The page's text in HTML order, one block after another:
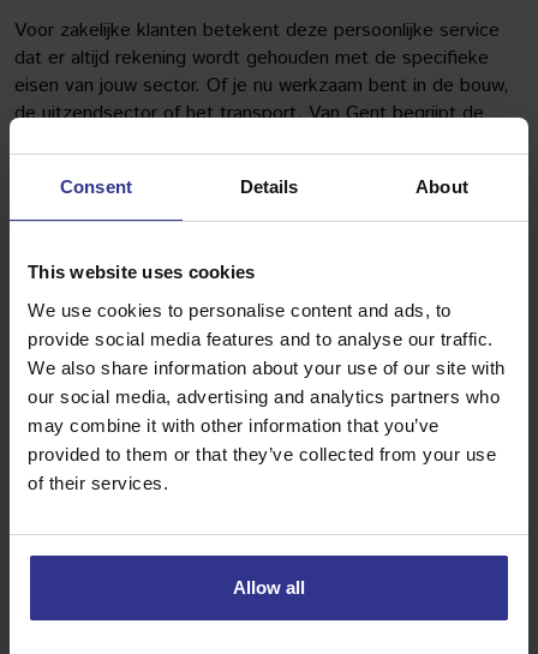
Consent Details About
This website uses cookies
We use cookies to personalise content and ads, to
provide social media features and to analyse our traffic.
We also share information about your use of our site with
our social media, advertising and analytics partners who
may combine it with other information that you’ve
provided to them or that they’ve collected from your use
of their services.
Allow all
Voor zakelijke klanten betekent deze persoonlijke service
dat er altijd rekening wordt gehouden met de specifieke
eisen van jouw sector. Of je nu werkzaam bent in de bouw,
de uitzendsector of het transport, Van Gent begrijpt de
Hoe flexibel is Van Gent met last-minute
kunnen schakelen bij onverwachte aanvragen. Je kunt vaak
binnen enkele uren een voertuig ophalen, mits er
beschikbaarheid is in het wagenpark. Deze flexibiliteit is
essentieel voor bedrijven die te maken hebben met
piekdrukte of onvoorziene omstandigheden.
Het uitgebreide en diverse wagenpark van Van Gent
vergroot de kans dat er altijd wel iets beschikbaar is, ook
op korte termijn. Door efficiënte interne processen kunnen
Voor zakelijke klanten is het ook belangrijk dat Van Gent